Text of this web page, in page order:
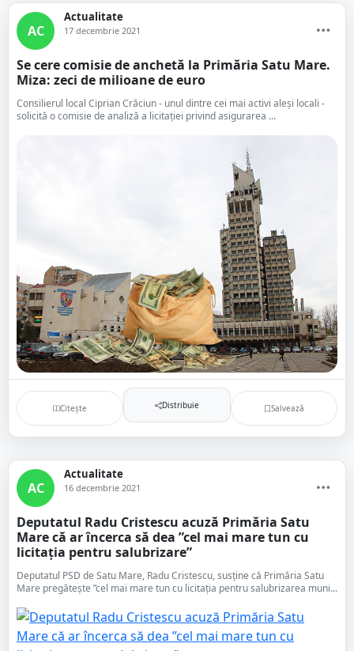
AC
Actualitate
17 decembrie 2021
Se cere comisie de anchetă la Primăria Satu Mare.
Miza: zeci de milioane de euro
Consilierul local Ciprian Crăciun - unul dintre cei mai activi aleși locali -
solicită o comisie de analiză a licitației privind asigurarea ...
Citește Distribuie Salvează
AC
Actualitate
16 decembrie 2021
Deputatul Radu Cristescu acuză Primăria Satu
Mare că ar încerca să dea ”cel mai mare tun cu
licitația pentru salubrizare”
Deputatul PSD de Satu Mare, Radu Cristescu, susține că Primăria Satu
Mare pregătește ”cel mai mare tun cu licitația pentru salubrizarea muni...